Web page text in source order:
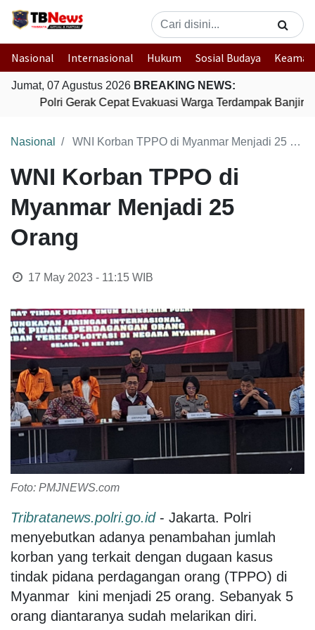
Nasional Internasional Hukum Sosial Budaya
Jumat, 07 Agustus 2026 BREAKING NEWS:
Polri Gerak Cepat Evakuasi Warga Terdampak Banjir di
Nasional WNI Korban TPPO di Myanmar Menjadi 25 Orang
WNI Korban TPPO di
Myanmar Menjadi 25
Orang
17 May 2023 - 11:15WIB
Foto: PMJNEWS.com
Tribratanews.polri.go.id- Jakarta. Polri
menyebutkan adanya penambahan jumlah
korban yang terkait dengan dugaan kasus
tindak pidana perdagangan orang (TPPO) di
Myanmar kini menjadi 25 orang. Sebanyak 5
orang diantaranya sudah melarikan diri.